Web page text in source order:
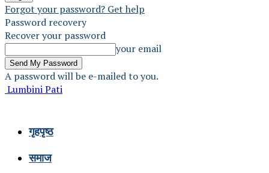
Forgot your password? Get help
Password recovery
Recover your password
your email
A password will be e-mailed to you.
Lumbini Pati
गृहपृष्ठ
समाज